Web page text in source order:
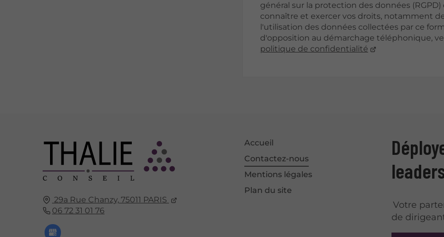
général sur la protection des données
connaître et exercer vos droits, notamment
l'utilisation des données collectées par ce
d'opposition au démarchage téléphonique,
politique de confidentialité
29a Rue Chanzy, 75011 PARIS
06 72 31 01 76
Accueil
Contactez-nous
Mentions légales
Plan du site
Votre
de